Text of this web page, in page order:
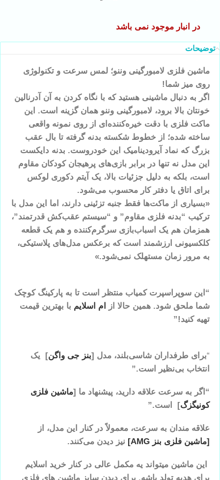
در انبار موجود نمی باشد
توضیحات
ماشین فلزی لامبورگینی وننو؛ لمس سرعت و تکنولوژی
روی میز شما!
اگر به دنبال ماشینی هستید که با نگاه کردن به آن آدرنالین
خونتان بالا برود، لامبورگینی وننو همان گزینه است. این
ماکت فلزی با دقت خیره‌کننده‌ای از روی نمونه واقعی
ساخته شده؛ از خطوط شکسته بدنه گرفته تا بال عقب
بزرگ که نماد آیرودینامیک این خودروست. بدنه دایکست
این مدل نه تنها در برابر بازی‌های پرهیجان کودکان مقاوم
است، بلکه به دلیل جزئیات بالا، یک آیتم دکوری لوکس
برای اتاق یا دفتر کار محسوب می‌شود.
«بسیاری از ماکت‌ها فقط جنبه تزئینی دارند، اما این مدل با
ترکیب “بدنه فلزی مقاوم” و “سیستم عقب‌کش قدرتمند”،
همزمان هم یک اسباب‌بازی سرگرم‌کننده و هم یک قطعه
کلکسیونی ارزشمند است که برعکس مدل‌های پلاستیکی،
به مرور زمان مستهلک نمی‌شود.»
“این سوپراسپرت کمیاب منتظر است تا به پارکینگ کوچک
شما ملحق شود. همین حالا از
ام اسلایم با بهترین قیمت
تهیه کنید!”
“برای طرفداران شاسی‌بلند، مدل [بنز جی واگن] یک
انتخاب بی‌نظیر است.”
“اگر به سرعت علاقه دارید، پیشنهاد ما [ماشین فلزی
کونیگزگ] است.”
علاقه مندان به سرعت، معمولاً در کنار این مدل، از
[ماشین فلزی بنز AMG]
نیز دیدن می‌کنند.
این ماشین میتواند یه مکمل عالی در کنار خرید اسلایم
برای هدیه تولد باشه. برای دیدن سایز ماشین های فلزی